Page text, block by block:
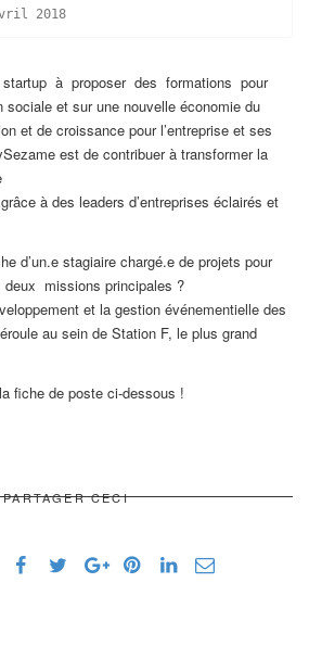
2018
à proposer des formations pour
sociale et sur une nouvelle économie du
et de croissance pour l’entreprise et ses
est de contribuer à transformer la
à des leaders d’entreprises éclairés et
d’un.e stagiaire chargé.e de projets pour
deux missions principales ?
et la gestion événementielle des
au sein de Station F, le plus grand
fiche de poste ci-dessous !
PARTAGER CECI